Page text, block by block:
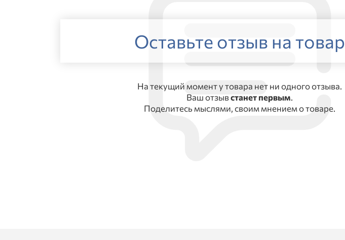
Оставьте отзыв на товар
На текущий момент у товара нет ни одного отзыва.
Ваш отзывстанет первым.
Поделитесь мыслями, своим мнением о товаре.